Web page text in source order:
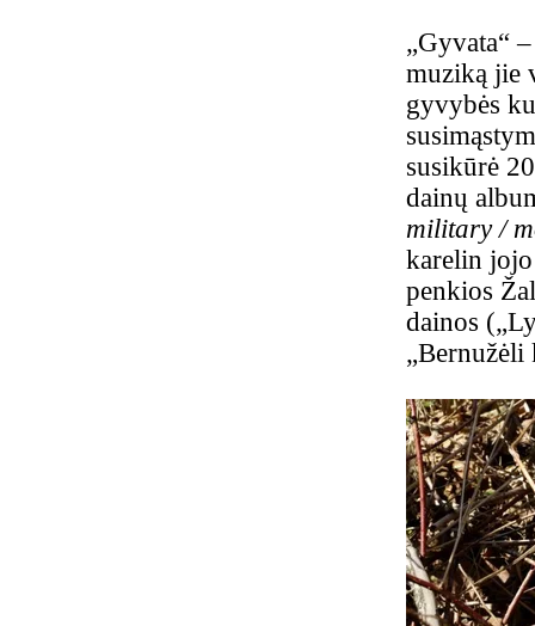
„Gyvata“
muziką jie
gyvybės
susikūrė
dainų
military /
karelin
penkios
dainos
„Bernužėli